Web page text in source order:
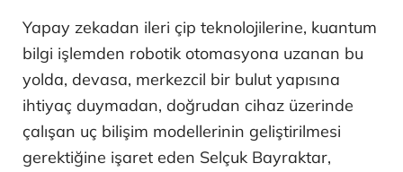
Yapay zekadan ileri çip teknolojilerine, kuantum
bilgi işlemden robotik otomasyona uzanan bu
yolda, devasa, merkezcil bir bulut yapısına
ihtiyaç duymadan, doğrudan cihaz üzerinde
çalışan uç bilişim modellerinin geliştirilmesi
gerektiğine işaret eden Selçuk Bayraktar,